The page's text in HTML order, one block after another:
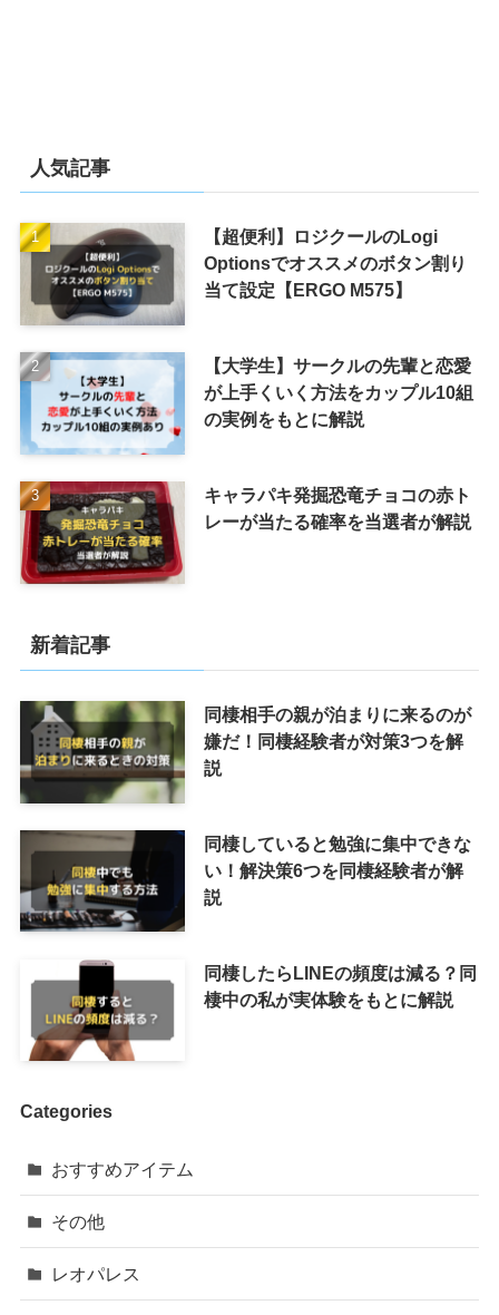
人気記事
【超便利】ロジクールのLogi
Optionsでオススメのボタン割り
当て設定【ERGO M575】
【大学生】サークルの先輩と恋愛
が上手くいく方法をカップル10組
の実例をもとに解説
キャラパキ発掘恐竜チョコの赤ト
レーが当たる確率を当選者が解説
新着記事
同棲相手の親が泊まりに来るのが
嫌だ！同棲経験者が対策3つを解
説
同棲していると勉強に集中できな
い！解決策6つを同棲経験者が解
説
同棲したらLINEの頻度は減る？同
棲中の私が実体験をもとに解説
Categories
おすすめアイテム
その他
レオパレス